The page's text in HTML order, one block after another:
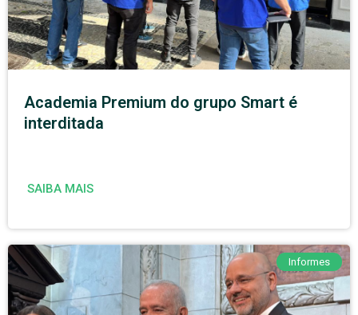
Academia Premium do grupo Smart é
interditada
SAIBA MAIS
Informes